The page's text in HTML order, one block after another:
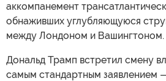
аккомпанемент
обнаживших углубляющуюся
между Лондоном и Вашингтоном.
Дональд Трамп встретил смену
самым стандартным заявлением